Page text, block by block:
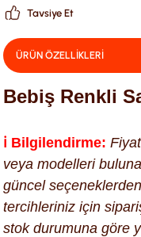
Tavsiye Et
ÜRÜN ÖZELLİKLERİ
Bebiş Renkli
ℹ️ Bilgilendirme:
veya modelleri
güncel
tercihleriniz için
stok durumuna göre